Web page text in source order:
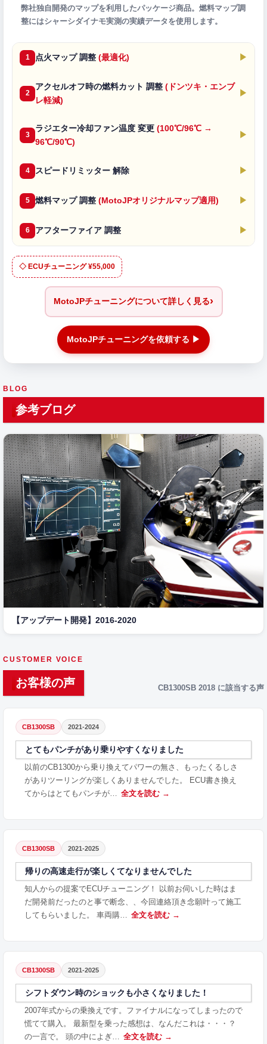
弊社独自開発のマップを利用したパッケージ商品。燃料マップ調
整にはシャーシダイナモ実測の実績データを使用します。
1 点火マップ 調整 (最適化) ▶
2
アクセルオフ時の燃料カット 調整 (ドンツキ・エンブ
レ軽減)
▶
3
ラジエター冷却ファン温度 変更 (100℃/96℃ →
96℃/90℃)
▶
4 スピードリミッター 解除 ▶
5 燃料マップ 調整 (MotoJPオリジナルマップ適用) ▶
6 アフターファイア 調整 ▶
◇ ECUチューニング ¥55,000
MotoJPチューニングについて詳しく見る›
MotoJPチューニングを依頼する ▶
BLOG
参考ブログ
【アップデート開発】2016-2020
CUSTOMER VOICE
お客様の声 CB1300SB 2018 に該当する声
CB1300SB 2021-2024
とてもパンチがあり乗りやすくなりました
以前のCB1300から乗り換えてパワーの無さ、もったくるしさ
がありツーリングが楽しくありませんでした。 ECU書き換え
てからはとてもパンチが…
全文を読む →
CB1300SB 2021-2025
帰りの高速走行が楽しくてなりませんでした
知人からの提案でECUチューニング！ 以前お伺いした時はま
だ開発前だったのと事で断念、、今回連絡頂き念願叶って施工
してもらいました。 車両購…
全文を読む →
CB1300SB 2021-2025
シフトダウン時のショックも小さくなりました！
2007年式からの乗換えです。ファイナルになってしまったので
慌てて購入。 最新型を乗った感想は、なんだこれは・・・？
の一言で。 頭の中によぎ…
全文を読む →